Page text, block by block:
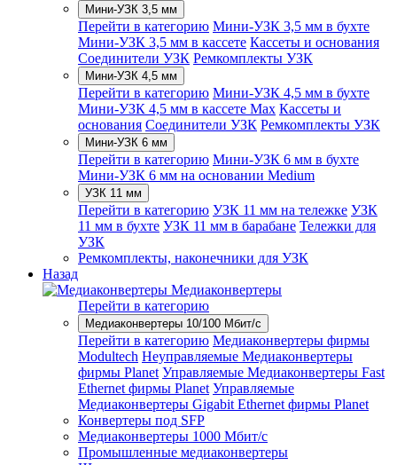
Мини-УЗК 3,5 мм
Перейти в категорию Мини-УЗК 3,5 мм в бухте
Мини-УЗК 3,5 мм в кассете Кассеты и основания
Соединители УЗК Ремкомплекты УЗК
Мини-УЗК 4,5 мм
Перейти в категорию Мини-УЗК 4,5 мм в бухте
Мини-УЗК 4,5 мм в кассете Max Кассеты и
основания Соединители УЗК Ремкомплекты УЗК
Мини-УЗК 6 мм
Перейти в категорию Мини-УЗК 6 мм в бухте
Мини-УЗК 6 мм на основании Medium
УЗК 11 мм
Перейти в категорию УЗК 11 мм на тележке УЗК
11 мм в бухте УЗК 11 мм в барабане Тележки для
УЗК
Ремкомплекты, наконечники для УЗК
Назад
Медиаконвертеры
Перейти в категорию
Медиаконвертеры 10/100 Мбит/с
Перейти в категорию Медиаконвертеры фирмы
Modultech Неуправляемые Медиаконвертеры
фирмы Planet Управляемые Медиаконвертеры Fast
Ethernet фирмы Planet Управляемые
Медиаконвертеры Gigabit Ethernet фирмы Planet
Конвертеры под SFP
Медиаконвертеры 1000 Мбит/с
Промышленные медиаконвертеры